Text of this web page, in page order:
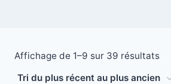
Affichage de 1–9 sur 39 résultatsTrié